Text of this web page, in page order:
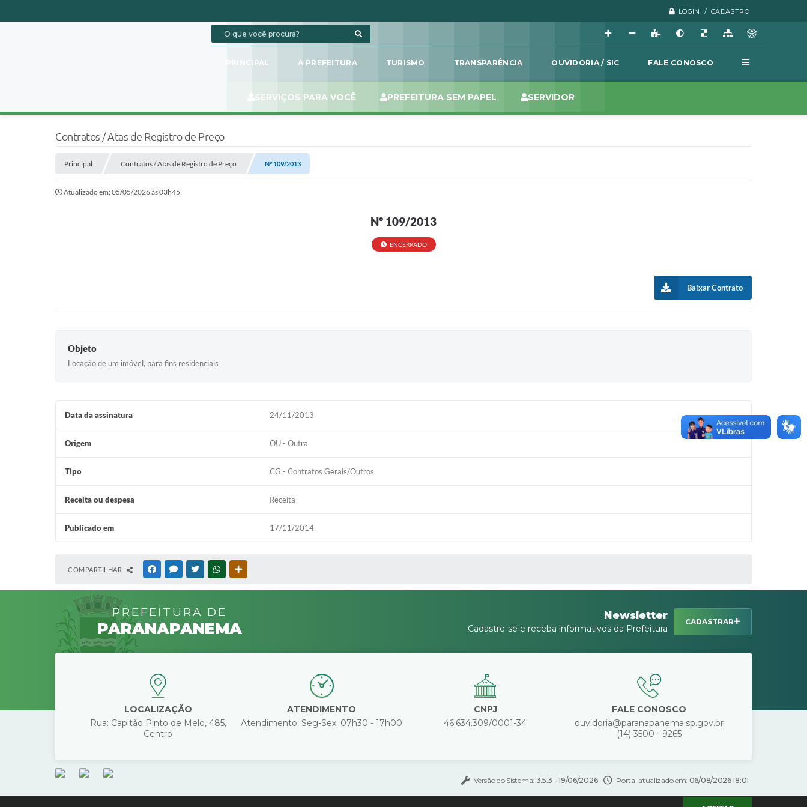
LOGIN / CADASTRO
PRINCIPAL A PREFEITURA TURISMO TRANSPARÊNCIA OUVIDORIA / SIC FALE CONOSCO
SERVIÇOS PARA VOCÊ PREFEITURA SEM PAPEL SERVIDOR
Contratos / Atas de Registro de Preço
Principal Contratos / Atas de Registro de Preço Nº 109/2013
Atualizado em: 05/05/2026 às 03h45
Nº 109/2013
ENCERRADO
Baixar Contrato
Objeto
Locação de um imóvel, para fins residenciais
Data da assinatura 24/11/2013
Origem OU - Outra
Tipo CG - Contratos Gerais/Outros
Receita ou despesa Receita
Publicado em 17/11/2014
COMPARTILHAR FACEBOOKMESSENGER
TWITTERWHATSAPP
PREFEITURA DE
PARANAPANEMA
Newsletter
Cadastre-se e receba informativos da Prefeitura
CADASTRAR
LOCALIZAÇÃO
Rua: Capitão Pinto de Melo, 485,
Centro
ATENDIMENTO
Atendimento: Seg-Sex: 07h30 - 17h00
CNPJ
46.634.309/0001-34
FALE CONOSCO
ouvidoria@paranapanema.sp.gov.br
(14) 3500 - 9265
Versão do Sistema: 3.5.3 - 19/06/2026 Portal atualizado em: 06/08/2026 18:01